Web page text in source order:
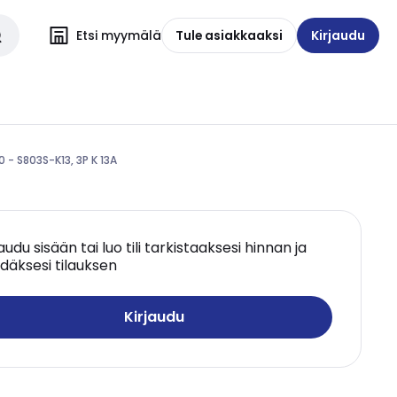
Etsi myymälä Tule asiakkaaksi Kirjaudu
K13, 3P K 13A
sisään tai luo tili tarkistaaksesi hinnan ja
tilauksen
Kirjaudu